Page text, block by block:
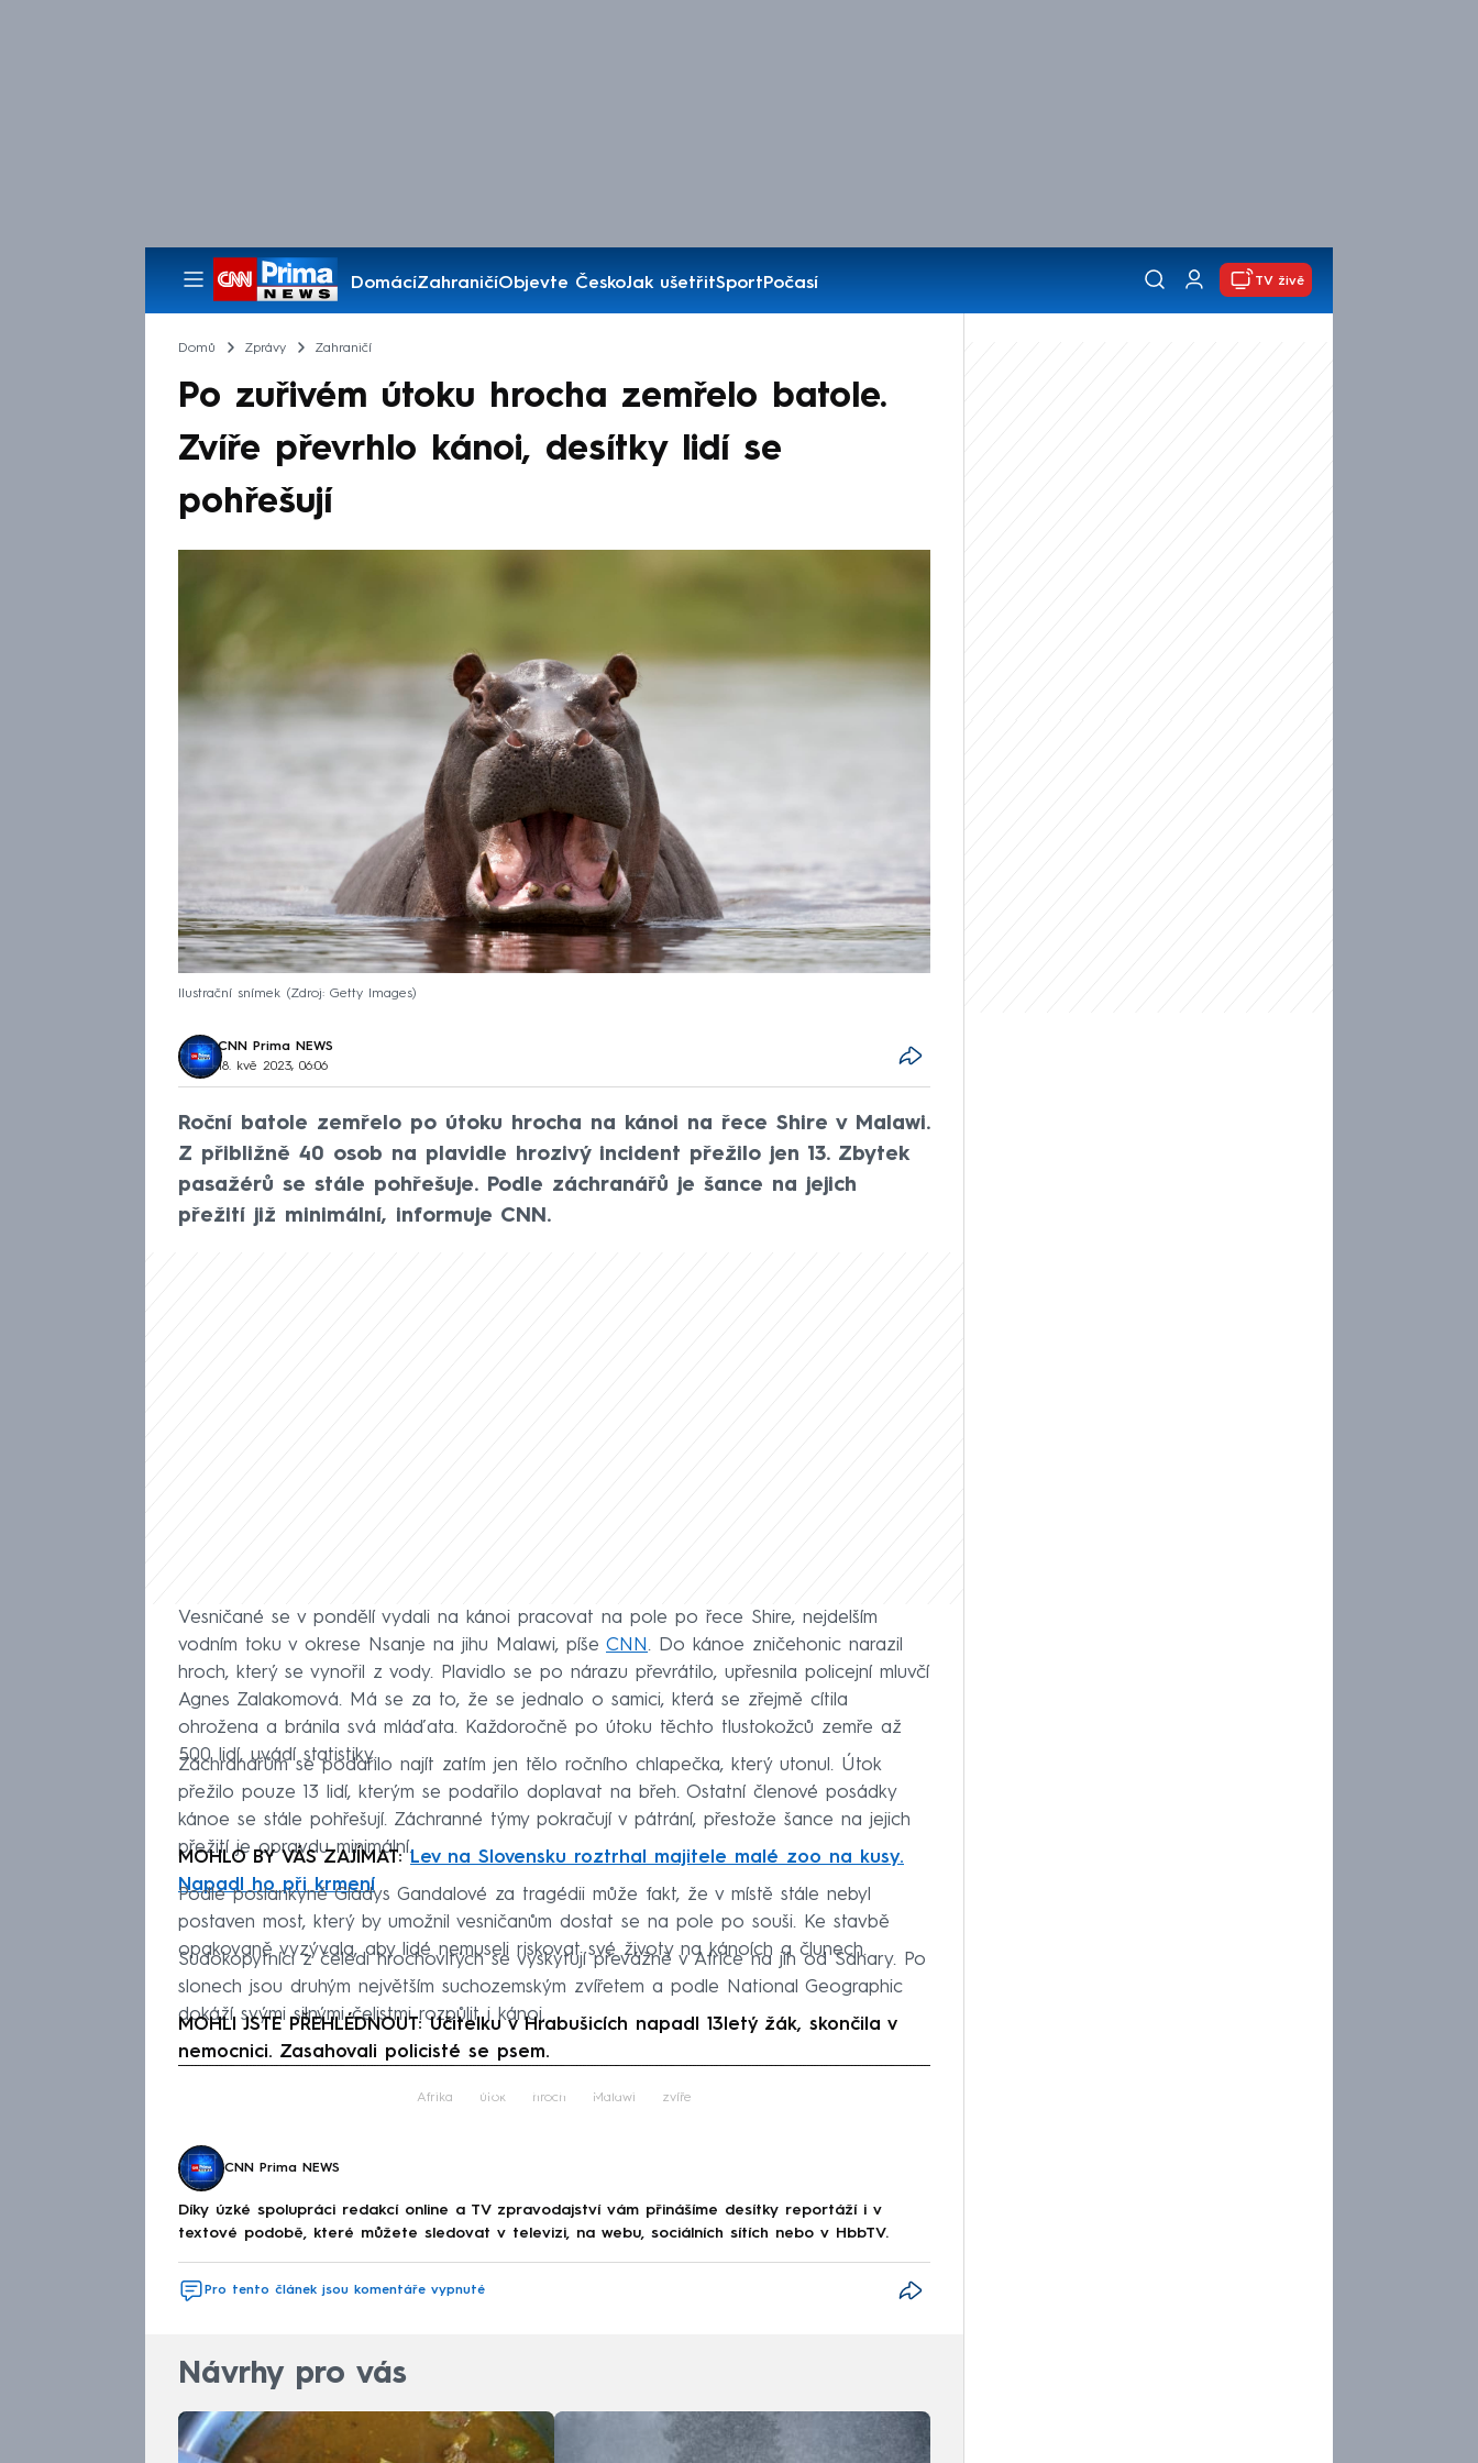
DomácíZahraničíObjevte ČeskoJak ušetřitSportPočasí
Pořady
TV živě
Domů Zprávy Zahraničí
Po zuřivém útoku hrocha zemřelo batole.
Zvíře převrhlo kánoi, desítky lidí se
pohřešují
Ilustrační snímek Zdroj: Getty Images
CNN Prima NEWS
18. kvě 2023, 06:06
Roční batole zemřelo po útoku hrocha na kánoi na řece Shire v Malawi.
Z přibližně 40 osob na plavidle hrozivý incident přežilo jen 13. Zbytek
pasažérů se stále pohřešuje. Podle záchranářů je šance na jejich
přežití již minimální, informuje CNN.
Vesničané se v pondělí vydali na kánoi pracovat na pole po řece Shire, nejdelším
vodním toku v okrese Nsanje na jihu Malawi, píše CNN. Do kánoe zničehonic narazil
hroch, který se vynořil z vody. Plavidlo se po nárazu převrátilo, upřesnila policejní mluvčí
Agnes Zalakomová. Má se za to, že se jednalo o samici, která se zřejmě cítila
ohrožena a bránila svá mláďata. Každoročně po útoku těchto tlustokožců zemře až
500 lidí, uvádí statistiky.
Záchranářům se podařilo najít zatím jen tělo ročního chlapečka, který utonul. Útok
přežilo pouze 13 lidí, kterým se podařilo doplavat na břeh. Ostatní členové posádky
kánoe se stále pohřešují. Záchranné týmy pokračují v pátrání, přestože šance na jejich
přežití je opravdu minimální.
MOHLO BY VÁS ZAJÍMAT:Lev na Slovensku roztrhal majitele malé zoo na kusy.
Napadl ho při krmení
Podle poslankyně Gladys Gandalové za tragédii může fakt, že v místě stále nebyl
postaven most, který by umožnil vesničanům dostat se na pole po souši. Ke stavbě
opakovaně vyzývala, aby lidé nemuseli riskovat své životy na kánoích a člunech.
Sudokopytníci z čeledi hrochovitých se vyskytují převážně v Africe na jih od Sahary. Po
slonech jsou druhým největším suchozemským zvířetem a podle National Geographic
dokáží svými silnými čelistmi rozpůlit i kánoi.
MOHLI JSTE PŘEHLÉDNOUT: Učitelku v Hrabušicích napadl 13letý žák, skončila v
nemocnici. Zasahovali policisté se psem.
Failed to fetch
Afrika útok hroch Malawi zvíře
CNN Prima NEWS
Díky úzké spolupráci redakcí online a TV zpravodajství vám přinášíme desítky reportáží i v
textové podobě, které můžete sledovat v televizi, na webu, sociálních sítích nebo v HbbTV.
Pro tento článek jsou komentáře vypnuté
Návrhy pro vás